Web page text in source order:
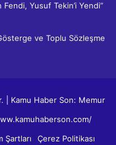
Yusuf Tekin’i Yendi”
ve Toplu Sözleşme
| Kamu Haber Son: Memur
Şartları Çerez Politikası